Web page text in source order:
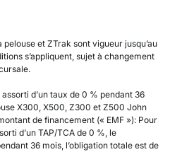
et ZTrak sont vigueur jusqu’au
s’appliquent, sujet à changement
d’un taux de 0 % pendant 36
X300, X500, Z300 et Z500 John
de financement (« EMF »): Pour
d’un TAP/TCA de 0 %, le
36 mois, l’obligation totale est de